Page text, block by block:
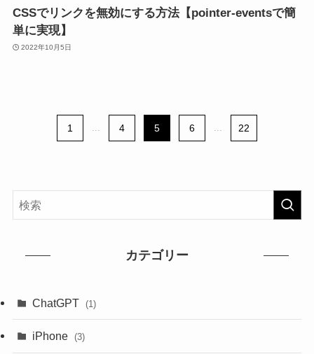
CSSでリンクを無効にする方法【pointer-eventsで簡
単に実現】
2022年10月5日
1 4 5 6 22
カテゴリー
ChatGPT (1)
iPhone (3)